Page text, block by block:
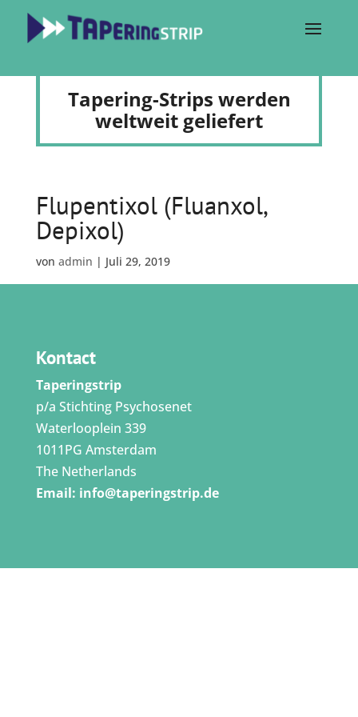
Tapering-Strips werden
weltweit geliefert
Flupentixol (Fluanxol,
Depixol)
von admin | Juli 29, 2019
Kontact
Taperingstrip
p/a Stichting Psychosenet
Waterlooplein 339
1011PG Amsterdam
The Netherlands
Email: info@taperingstrip.de